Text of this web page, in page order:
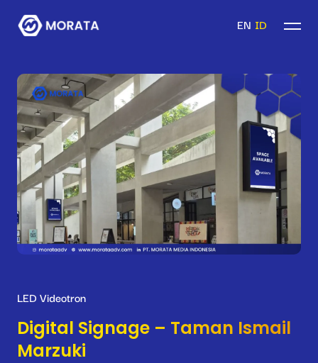
EN ID
LED Videotron
Digital Signage – Taman Ismail
Marzuki